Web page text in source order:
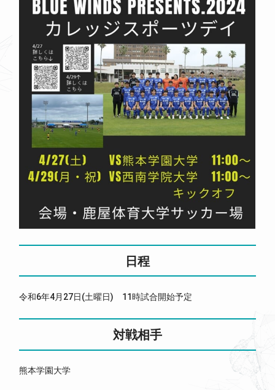
日程
令和6年4月27日(土曜日) 11時試合開始予定
対戦相手
熊本学園大学